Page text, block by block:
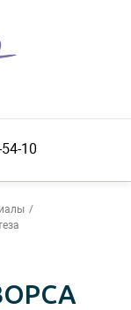
10